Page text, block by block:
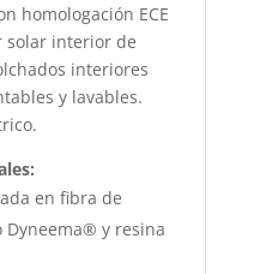
homologación ECE
solar interior de
interiores
y lavables.
en fibra de
y resina